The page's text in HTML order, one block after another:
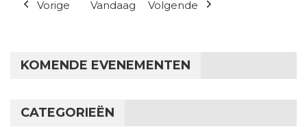
Vorige Vandaag Volgende
KOMENDE EVENEMENTEN
CATEGORIEËN